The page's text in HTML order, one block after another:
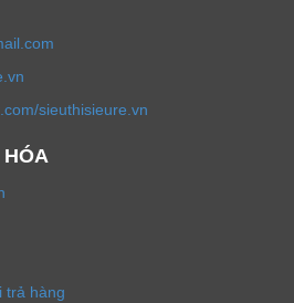
sieuthisieure.vn
HÓA
trả hàng